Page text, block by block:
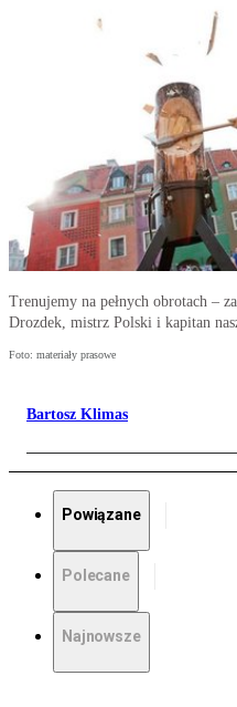
Trenujemy na pełnych obrotach –
Drozdek, mistrz Polski i kapitan
Foto: materiały prasowe
Bartosz Klimas
Powiązane
Polecane
Najnowsze